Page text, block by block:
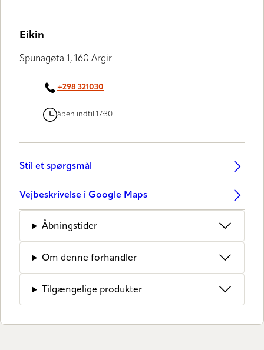
Eikin
Spunagøta 1, 160 Argir
+298 321030
åben indtil 17:30
Stil et spørgsmål
Vejbeskrivelse i Google Maps
Åbningstider
Om denne forhandler
Tilgængelige produkter